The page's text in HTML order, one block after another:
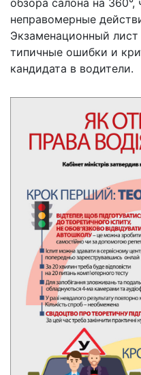
неправомерные
Экзаменационный
типичные ошибки и
кандидата в водители.